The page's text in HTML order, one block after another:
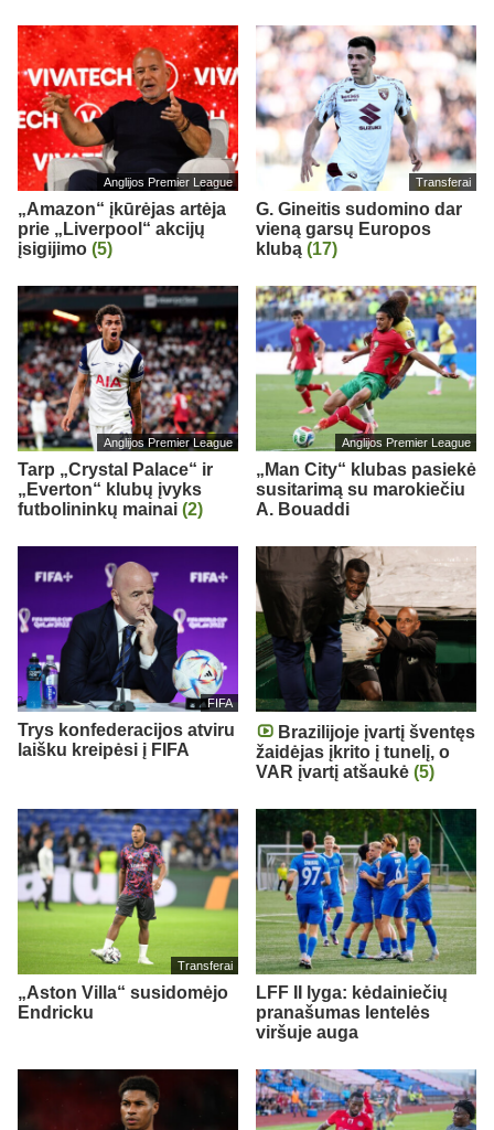
Anglijos Premier League
„Amazon“ įkūrėjas artėja
prie „Liverpool“ akcijų
įsigijimo (5)
Transferai
G. Gineitis sudomino dar
vieną garsų Europos
klubą (17)
Anglijos Premier League
Tarp „Crystal Palace“ ir
„Everton“ klubų įvyks
futbolininkų mainai (2)
Anglijos Premier League
„Man City“ klubas pasiekė
susitarimą su marokiečiu
A. Bouaddi
FIFA
Trys konfederacijos atviru
laišku kreipėsi į FIFA
Brazilijoje įvartį šventęs
žaidėjas įkrito į tunelį, o
VAR įvartį atšaukė (5)
Transferai
„Aston Villa“ susidomėjo
Endricku
LFF II lyga: kėdainiečių
pranašumas lentelės
viršuje auga